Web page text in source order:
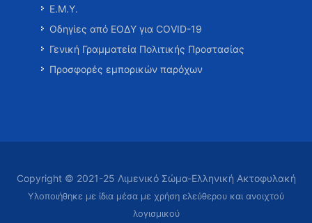
Ε.Μ.Υ.
Οδηγίες από ΕΟΔΥ για COVID-19
Γενική Γραμματεία Πολιτικής Προστασίας
Προσφορές εμπορικών παρόχων
Copyright © 2021-25 Λιμενικό Σώμα-Ελληνική Ακτοφυλακή
Υλοποιήθηκε με ίδια μέσα με χρήση ελεύθερου και ανοιχτού
λογισμικού